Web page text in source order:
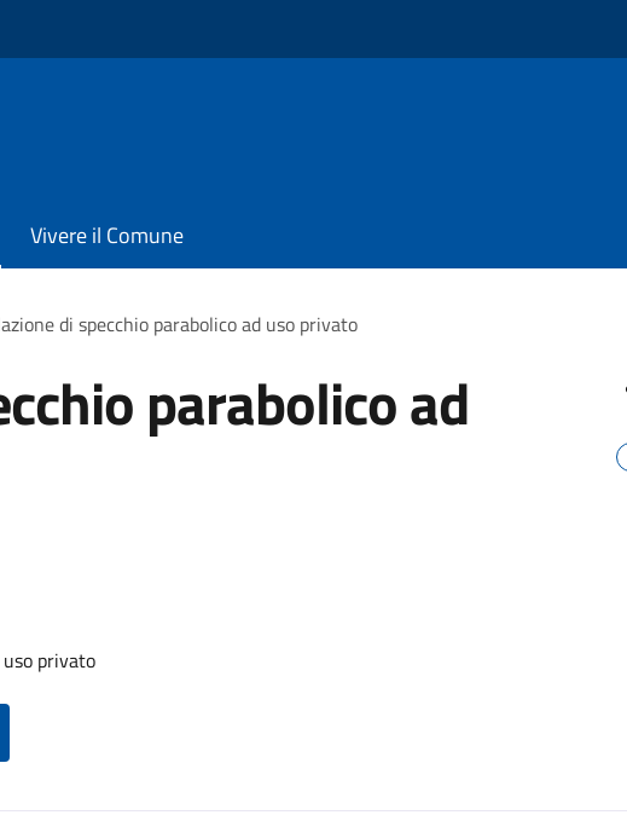
Vivere il Comune
di specchio parabolico ad uso privato
parabolico ad
privato